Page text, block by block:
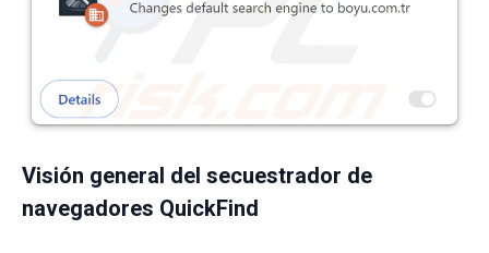
Visión general del secuestrador de
navegadores QuickFind